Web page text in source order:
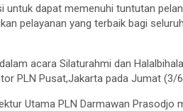
dapat memenuhi tuntutan
pelayanan yang terbaik bagi
acara Silaturahmi dan
PLN Pusat,Jakarta pada Jumat (3/
Utama PLN Darmawan Prasodjo